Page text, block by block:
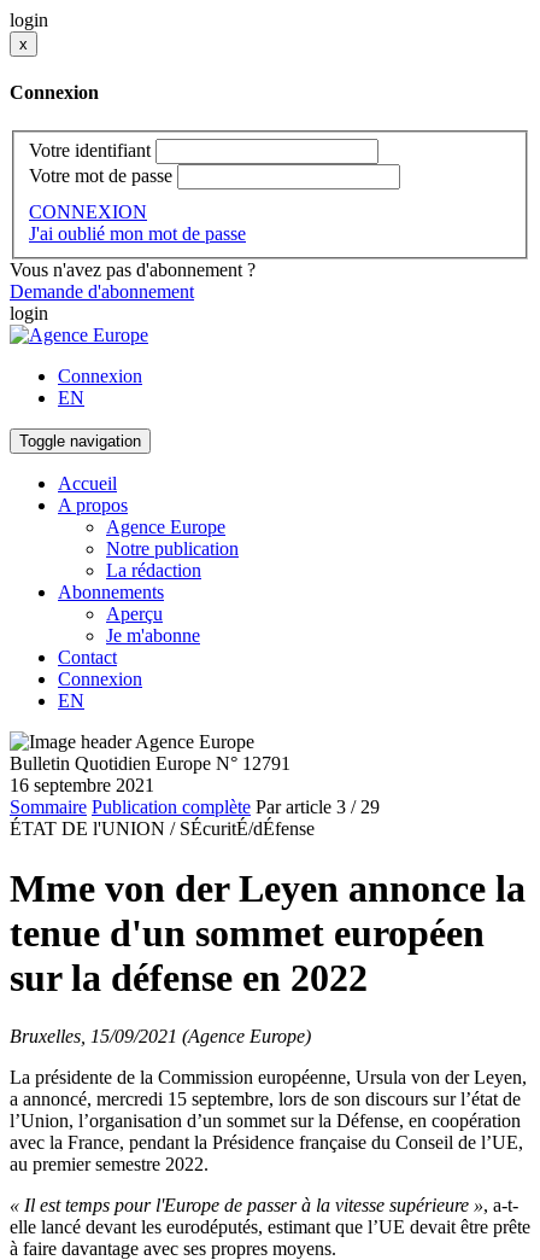
login
x
Connexion
Votre identifiant
Votre mot de passe
CONNEXION
J'ai oublié mon mot de passe
Vous n'avez pas d'abonnement ?
Demande d'abonnement
login
Connexion
EN
Toggle navigation
Accueil
A propos
Agence Europe
Notre publication
La rédaction
Abonnements
Aperçu
Je m'abonne
Contact
Connexion
EN
Bulletin Quotidien Europe N° 12791
16 septembre 2021
Sommaire Publication complète Par article 3 / 29
ÉTAT DE l'UNION / SÉcuritÉ/dÉfense
Mme von der Leyen annonce la
tenue d'un sommet européen
sur la défense en 2022
Bruxelles, 15/09/2021 (Agence Europe)
La présidente de la Commission européenne, Ursula von der Leyen,
a annoncé, mercredi 15 septembre, lors de son discours sur l’état de
l’Union, l’organisation d’un sommet sur la Défense, en coopération
avec la France, pendant la Présidence française du Conseil de l’UE,
au premier semestre 2022.
« Il est temps pour l'Europe de passer à la vitesse supérieure », a-t-
elle lancé devant les eurodéputés, estimant que l’UE devait être prête
à faire davantage avec ses propres moyens.